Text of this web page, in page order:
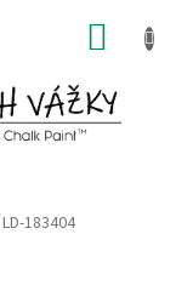
LD-183404